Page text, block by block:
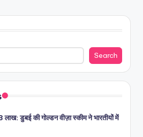
Search
डुबई की गोल्डन वीज़ा स्कीम ने भारतीयों में